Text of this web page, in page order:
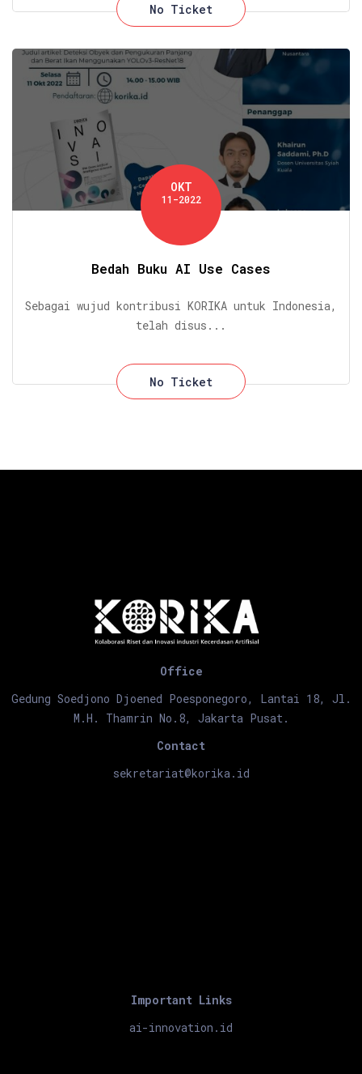
No Ticket
OKT
11-2022
Bedah Buku AI Use Cases
Sebagai wujud kontribusi KORIKA untuk Indonesia,
telah disus...
No Ticket
Office
Gedung Soedjono Djoened Poesponegoro, Lantai 18, Jl.
M.H. Thamrin No.8, Jakarta Pusat.
Contact
sekretariat@korika.id
Important Links
ai-innovation.id